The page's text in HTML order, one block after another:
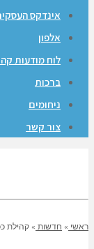
אינדקס
אלפון
לוח מודעות
ברכות
ניחומים
צור קשר
ראשי » חדשות » קהילת